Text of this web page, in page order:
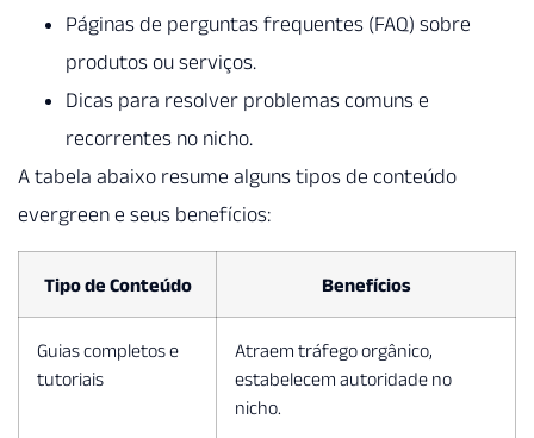
Páginas de perguntas frequentes (FAQ) sobre
produtos ou serviços.
Dicas para resolver problemas comuns e
recorrentes no nicho.
A tabela abaixo resume alguns tipos de conteúdo
evergreen e seus benefícios:
Tipo de Conteúdo Benefícios
Guias completos e
tutoriais
Atraem tráfego orgânico,
estabelecem autoridade no
nicho.